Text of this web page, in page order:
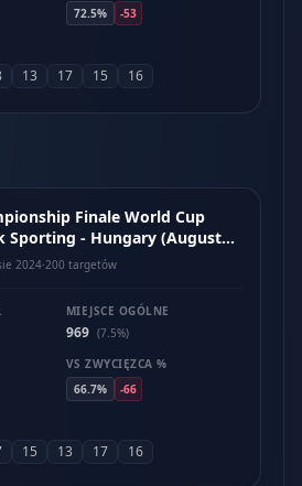
72.5%
-53
13 17 15 16
Finale World Cup
Sporting - Hungary (August
2024·200 targetów
MIEJSCE OGÓLNE
969 (7.5%)
VS ZWYCIĘZCA %
66.7%
-66
15 13 17 16